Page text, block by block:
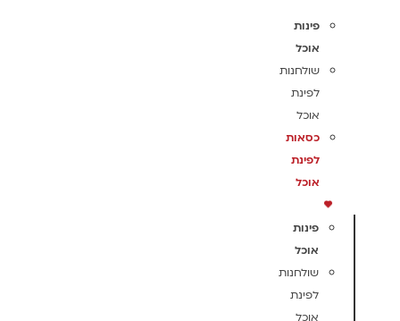
פינות
אוכל
שולחנות
לפינת
אוכל
כסאות
לפינת
אוכל
פינות
אוכל
שולחנות
לפינת
אוכל